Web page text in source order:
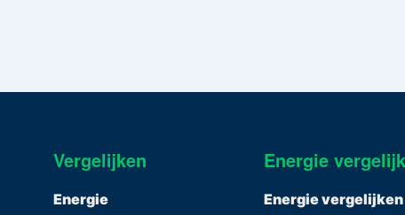
Vergelijken
Energie
Energie
Energie vergelijken